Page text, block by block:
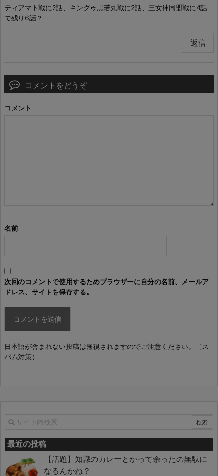
ティアマト戦に2話、キングゥ黒若丸戦に2話、三女神同盟戦に4話
で残り6話？
返信
コメントをどうぞ
コメント
名前
次回のコメントで使用するためブラウザーに自分の名前、メールア
ドレス、サイトを保存する。
日本語が含まれない投稿は無視されますのでご注意ください。（ス
パム対策）
最近の投稿
【話題】知識のカレーとかって余ったの無駄に
なるんかね？